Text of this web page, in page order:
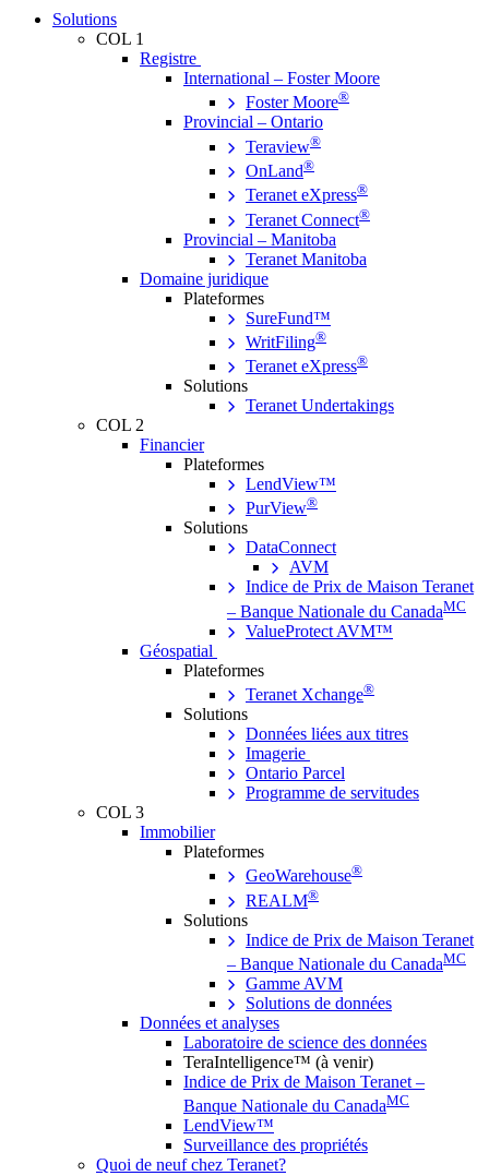
Solutions
COL 1
Registre
International – Foster Moore
Foster Moore®
Provincial – Ontario
Teraview®
OnLand®
Teranet eXpress®
Teranet Connect®
Provincial – Manitoba
Teranet Manitoba
Domaine juridique
Plateformes
SureFund™
WritFiling®
Teranet eXpress®
Solutions
Teranet Undertakings
COL 2
Financier
Plateformes
LendView™
PurView®
Solutions
DataConnect
AVM
Indice de Prix de Maison Teranet
– Banque Nationale du CanadaMC
ValueProtect AVM™
Géospatial
Plateformes
Teranet Xchange®
Solutions
Données liées aux titres
Imagerie
Ontario Parcel
Programme de servitudes
COL 3
Immobilier
Plateformes
GeoWarehouse®
REALM®
Solutions
Indice de Prix de Maison Teranet
– Banque Nationale du CanadaMC
Gamme AVM
Solutions de données
Données et analyses
Laboratoire de science des données
TeraIntelligence™ (à venir)
Indice de Prix de Maison Teranet –
Banque Nationale du CanadaMC
LendView™
Surveillance des propriétés
Quoi de neuf chez Teranet?